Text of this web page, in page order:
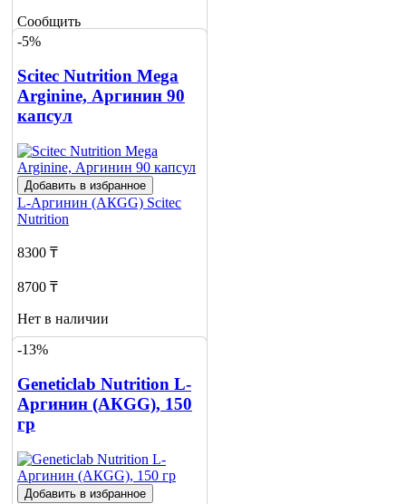
Сообщить
о наличии
-5%
Scitec Nutrition Mega
Arginine, Аргинин 90
капсул
Добавить в избранное
L-Аргинин (АКGG) Scitec
Nutrition
8300 ₸
8700 ₸
Нет в наличии
Сообщить
1
-13%
Geneticlab Nutrition L-
Аргинин (АКGG), 150
гр
Добавить в избранное